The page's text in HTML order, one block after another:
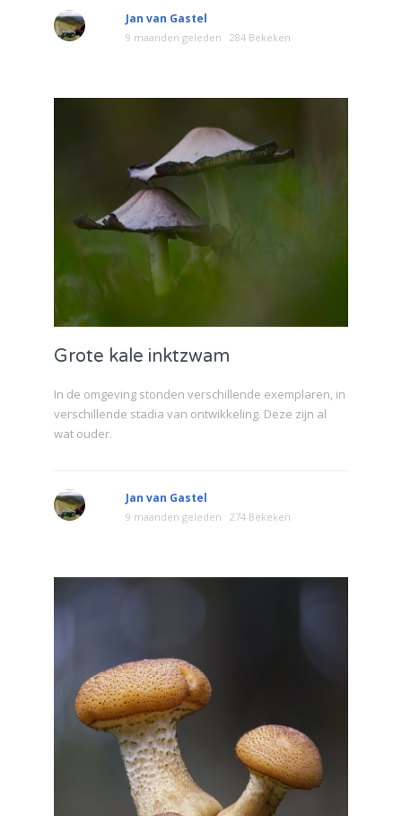
Jan van Gastel
9 maanden geleden 284 Bekeken
Grote kale inktzwam
In de omgeving stonden verschillende exemplaren, in
verschillende stadia van ontwikkeling. Deze zijn al
wat ouder.
Jan van Gastel
9 maanden geleden 274 Bekeken